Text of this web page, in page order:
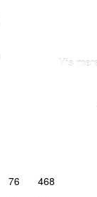
Vis
76
468